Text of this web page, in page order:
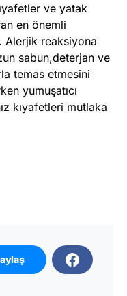
ve yatak
en önemli
Alerjik reaksiyona
sabun,deterjan ve
temas etmesini
yumuşatıcı
kıyafetleri mutlaka